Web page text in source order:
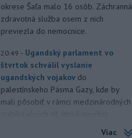
okrese Šaľa malo 16 osôb. Záchranná
zdravotná služba osem z nich
previezla do nemocnice.
20:49 - Ugandský parlament vo
štvrtok schválil vyslanie
ugandských vojakov do
palestínskeho Pásma Gazy, kde by
mali pôsobiť v rámci medzinárodných
Viac